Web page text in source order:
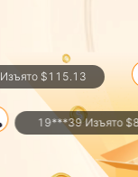
$115.13
19***39 Изъято